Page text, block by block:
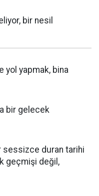
bir nesil
yol yapmak, bina
bir gelecek
sessizce duran tarihi
geçmişi değil,